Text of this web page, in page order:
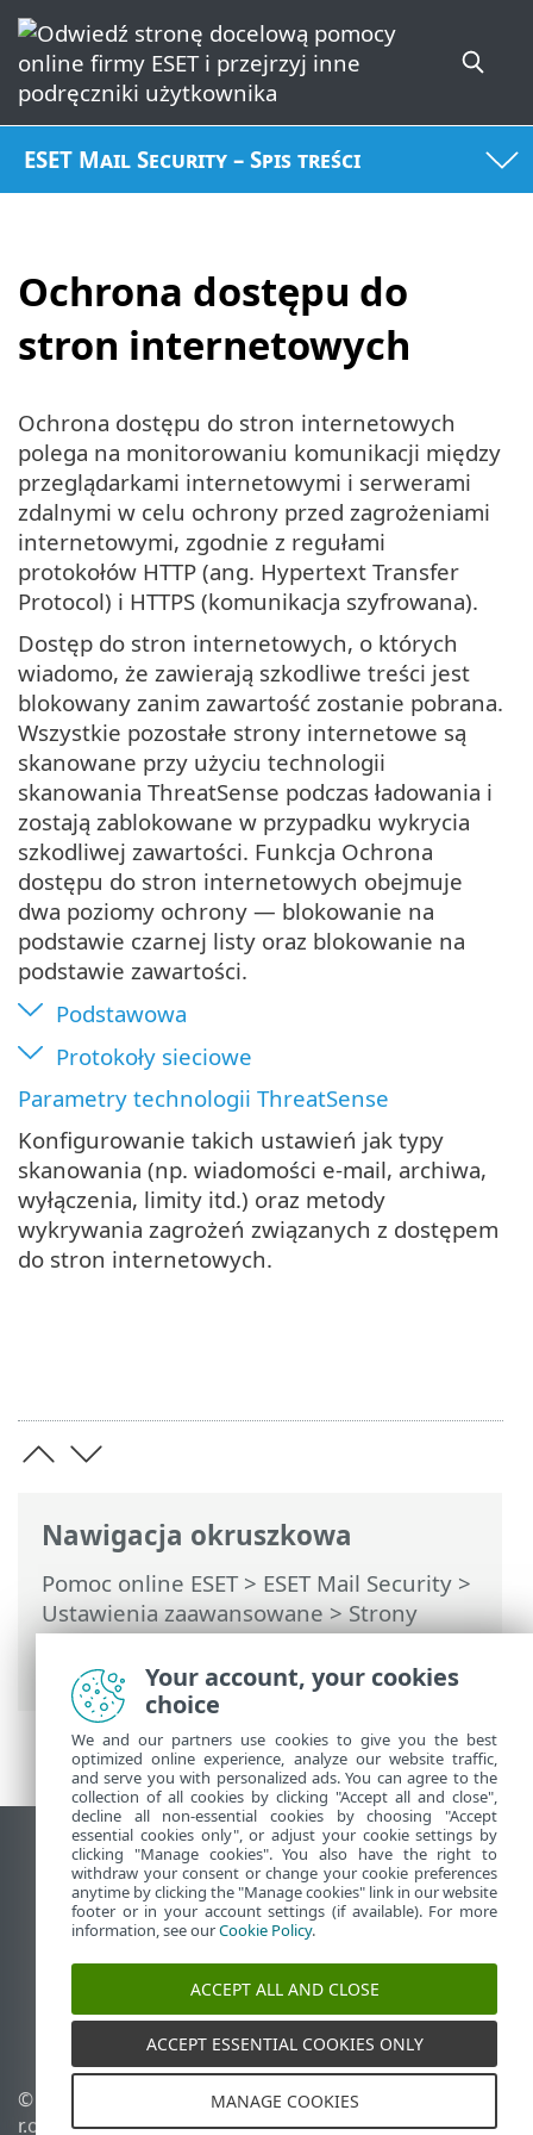
ESET Mail Security – Spis treści
Ochrona dostępu do
stron internetowych
Nawigacja okruszkowa
Pomoc online ESET> ESET Mail Security >
Ustawienia zaawansowane>Strony
internetowe i poczta e-mail> Ochrona
dostępu do stron internetowych
Ochrona dostępu do stron internetowych
polega na monitorowaniu komunikacji między
przeglądarkami internetowymi i serwerami
zdalnymi w celu ochrony przed zagrożeniami
internetowymi, zgodnie z regułami
protokołów HTTP (ang. Hypertext Transfer
Protocol) i HTTPS (komunikacja szyfrowana).
Dostęp do stron internetowych, o których
wiadomo, że zawierają szkodliwe treści jest
blokowany zanim zawartość zostanie pobrana.
Wszystkie pozostałe strony internetowe są
skanowane przy użyciu technologii
skanowania ThreatSense podczas ładowania i
zostają zablokowane w przypadku wykrycia
szkodliwej zawartości. Funkcja Ochrona
dostępu do stron internetowych obejmuje
dwa poziomy ochrony — blokowanie na
podstawie czarnej listy oraz blokowanie na
podstawie zawartości.
Podstawowa
Protokoły sieciowe
Parametry technologii ThreatSense
Konfigurowanie takich ustawień jak typy
skanowania (np. wiadomości e-mail, archiwa,
wyłączenia, limity itd.) oraz metody
wykrywania zagrożeń związanych z dostępem
do stron internetowych.
Wyświetl witrynę internetową dla
komputerów
End of Life
Baza wiedzy ESET
Forum ESET
ESET Status Portal
Pomoc regionalna
©
ESET, spol. s
r.o. – Wszelkie prawa
Zarządzaj plikami cookie
Polityka dotycząca plików
Your account, your cookies
choice
We and our partners use cookies to give you the best
optimized online experience, analyze our website traffic,
and serve you with personalized ads. You can agree to the
collection of all cookies by clicking "Accept all and close",
decline all non-essential cookies by choosing "Accept
essential cookies only", or adjust your cookie settings by
clicking "Manage cookies". You also have the right to
withdraw your consent or change your cookie preferences
anytime by clicking the "Manage cookies" link in our website
footer or in your account settings (if available). For more
information, see ourCookie Policy.
ACCEPT ALL AND CLOSE
ACCEPT ESSENTIAL COOKIES ONLY
MANAGE COOKIES